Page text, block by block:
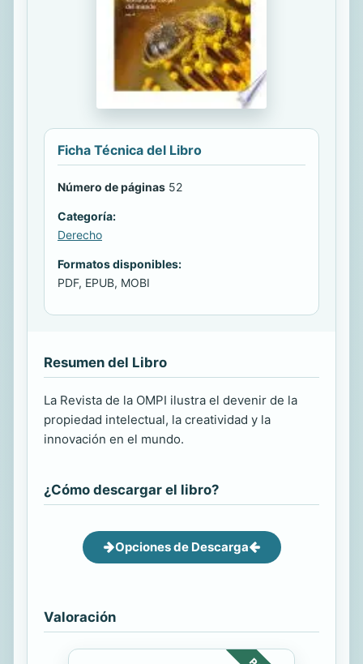
Ficha Técnica del Libro
Número de páginas 52
Categoría:
Derecho
Formatos disponibles:
PDF, EPUB, MOBI
Resumen del Libro
La Revista de la OMPI ilustra el devenir de la
propiedad intelectual, la creatividad y la
innovación en el mundo.
¿Cómo descargar el libro?
Opciones de Descarga
Valoración